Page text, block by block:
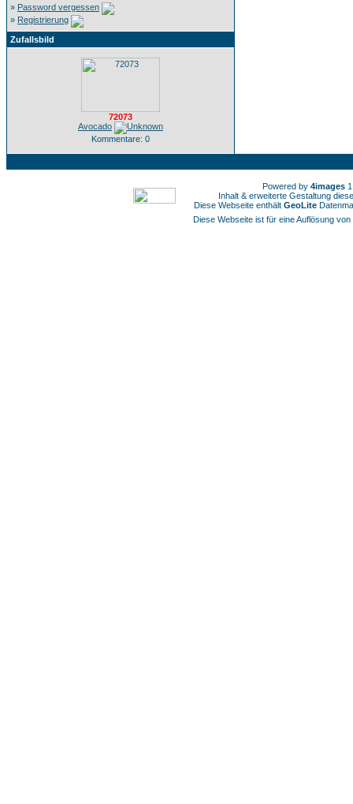
» Password vergessen
» Registrierung
Zufallsbild
72073
Avocado
Kommentare: 0
Powered by 4images
Inhalt & erweiterte Gestaltung
Diese Webseite enthält GeoLite
Diese Webseite ist für eine Auflösung